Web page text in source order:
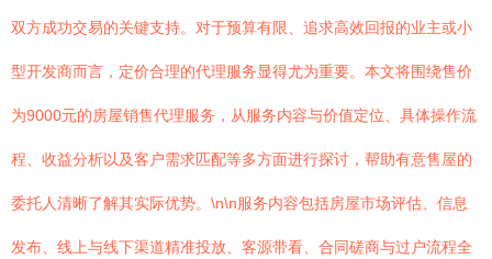
双方成功交易的关键支持。对于预算有限、追求高效回报的业主或小
型开发商而言，定价合理的代理服务显得尤为重要。本文将围绕售价
为9000元的房屋销售代理服务，从服务内容与价值定位、具体操作流
程、收益分析以及客户需求匹配等多方面进行探讨，帮助有意售屋的
委托人清晰了解其实际优势。\n\n服务内容包括房屋市场评估、信息
发布、线上与线下渠道精准投放、客源带看、合同磋商与过户流程全